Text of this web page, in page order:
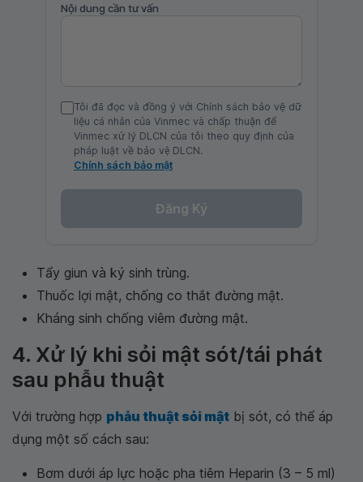
Nội dung cần tư vấn
Tôi đã đọc và đồng ý với Chính sách bảo vệ dữ
liệu cá nhân của Vinmec và chấp thuận để
Vinmec xử lý DLCN của tôi theo quy định của
pháp luật về bảo vệ DLCN.
Chính sách bảo mật
Đăng Ký
Tẩy giun và ký sinh trùng.
Thuốc lợi mật, chống co thắt đường mật.
Kháng sinh chống viêm đường mật.
4. Xử lý khi sỏi mật sót/tái phát
sau phẫu thuật
Với trường hợp phẫu thuật sỏi mật bị sót, có thể áp
dụng một số cách sau:
Bơm dưới áp lực hoặc pha tiêm Heparin (3 – 5 ml)